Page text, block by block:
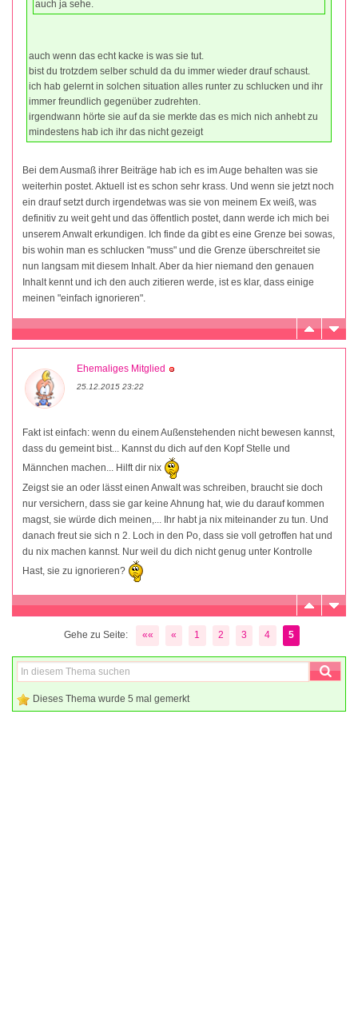
auch ja sehe.
auch wenn das echt kacke is was sie tut.
bist du trotzdem selber schuld da du immer wieder drauf schaust.
ich hab gelernt in solchen situation alles runter zu schlucken und ihr
immer freundlich gegenüber zudrehten.
irgendwann hörte sie auf da sie merkte das es mich nich anhebt zu
mindestens hab ich ihr das nicht gezeigt
Bei dem Ausmaß ihrer Beiträge hab ich es im Auge behalten was sie
weiterhin postet. Aktuell ist es schon sehr krass. Und wenn sie jetzt noch
ein drauf setzt durch irgendetwas was sie von meinem Ex weiß, was
definitiv zu weit geht und das öffentlich postet, dann werde ich mich bei
unserem Anwalt erkundigen. Ich finde da gibt es eine Grenze bei sowas,
bis wohin man es schlucken "muss" und die Grenze überschreitet sie
nun langsam mit diesem Inhalt. Aber da hier niemand den genauen
Inhalt kennt und ich den auch zitieren werde, ist es klar, dass einige
meinen "einfach ignorieren".
Ehemaliges Mitglied
25.12.2015 23:22
Fakt ist einfach: wenn du einem Außenstehenden nicht bewesen kannst,
dass du gemeint bist... Kannst du dich auf den Kopf Stelle und
Männchen machen... Hilft dir nix
Zeigst sie an oder lässt einen Anwalt was schreiben, braucht sie doch
nur versichern, dass sie gar keine Ahnung hat, wie du darauf kommen
magst, sie würde dich meinen,... Ihr habt ja nix miteinander zu tun. Und
danach freut sie sich n 2. Loch in den Po, dass sie voll getroffen hat und
du nix machen kannst. Nur weil du dich nicht genug unter Kontrolle
Hast, sie zu ignorieren?
Gehe zu Seite: «« « 1 2 3 4 5
Dieses Thema wurde 5 mal gemerkt